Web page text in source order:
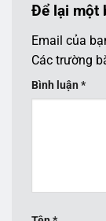
Để lại một
Email của
Các trường
Bình luận *